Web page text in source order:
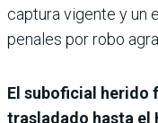
captura vigente y un
penales por robo
El suboficial herido
trasladado hasta el